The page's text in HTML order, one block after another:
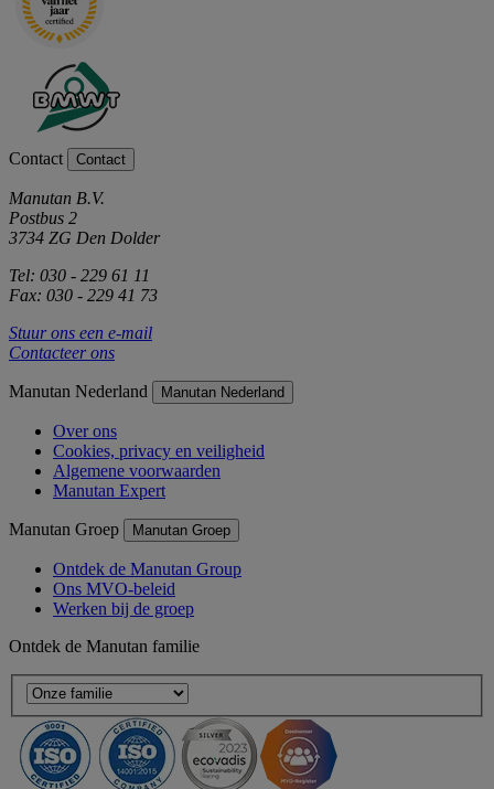
Contact Contact
Manutan B.V.
Postbus 2
3734 ZG Den Dolder
Tel: 030 - 229 61 11
Fax: 030 - 229 41 73
Stuur ons een e-mail
Contacteer ons
Manutan Nederland Manutan Nederland
Over ons
Cookies, privacy en veiligheid
Algemene voorwaarden
Manutan Expert
Manutan Groep Manutan Groep
Ontdek de Manutan Group
Ons MVO-beleid
Werken bij de groep
Ontdek de Manutan familie